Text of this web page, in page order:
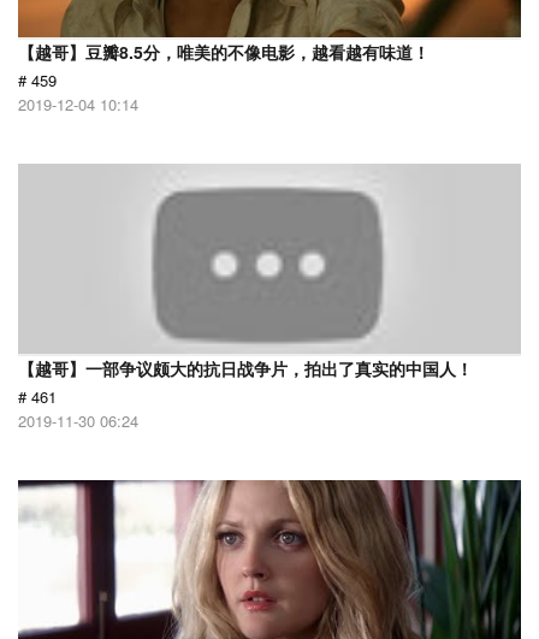
【越哥】豆瓣8.5分，唯美的不像电影，越看越有味道！
# 459
2019-12-04 10:14
【越哥】一部争议颇大的抗日战争片，拍出了真实的中国人！
# 461
2019-11-30 06:24